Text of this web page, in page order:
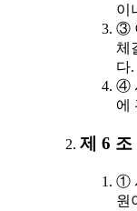
이
③
체
다.
④
에
제 6 조
①
원